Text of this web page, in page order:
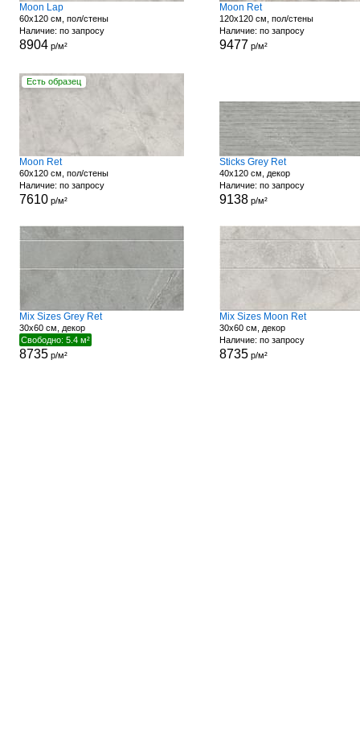
Moon Lap
60x120 см, пол/стены
Наличие: по запросу
8904р/м²
Moon Ret
120x120 см, пол/стены
Наличие: по запросу
9477 р/м²
Есть образец
Moon Ret
60x120 см, пол/стены
Наличие: по запросу
7610р/м²
Sticks Grey Ret
40x120 см, декор
Наличие: по запросу
9138р/м²
Mix Sizes Grey Ret
30x60 см, декор
Свободно: 5.4 м²
8735р/м²
Mix Sizes Moon Ret
30x60 см, декор
Наличие: по запросу
8735р/м²